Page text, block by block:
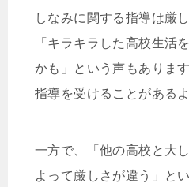
しなみに関する指導は厳
「キラキラした高校生活
かも」という声もありま
指導を受けることがあるよ
一方で、「他の高校と大
よって厳しさが違う」と